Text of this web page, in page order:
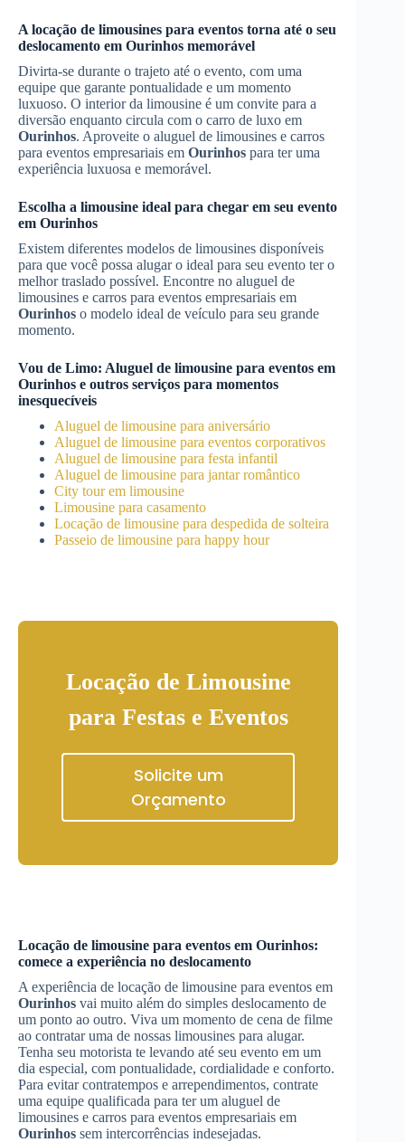
A locação de limousines para eventos torna até o seu
deslocamento em Ourinhos memorável
Divirta-se durante o trajeto até o evento, com uma
equipe que garante pontualidade e um momento
luxuoso. O interior da limousine é um convite para a
diversão enquanto circula com o carro de luxo em
Ourinhos. Aproveite o aluguel de limousines e carros
para eventos empresariais em Ourinhos para ter uma
experiência luxuosa e memorável.
Escolha a limousine ideal para chegar em seu evento
em Ourinhos
Existem diferentes modelos de limousines disponíveis
para que você possa alugar o ideal para seu evento ter o
melhor traslado possível. Encontre no aluguel de
limousines e carros para eventos empresariais em
Ourinhos o modelo ideal de veículo para seu grande
momento.
Vou de Limo: Aluguel de limousine para eventos em
Ourinhos e outros serviços para momentos
inesquecíveis
Aluguel de limousine para aniversário
Aluguel de limousine para eventos corporativos
Aluguel de limousine para festa infantil
Aluguel de limousine para jantar romântico
City tour em limousine
Limousine para casamento
Locação de limousine para despedida de solteira
Passeio de limousine para happy hour
Locação de Limousine
para Festas e Eventos
Solicite um
Orçamento
Locação de limousine para eventos em Ourinhos:
comece a experiência no deslocamento
A experiência de locação de limousine para eventos em
Ourinhos vai muito além do simples deslocamento de
um ponto ao outro. Viva um momento de cena de filme
ao contratar uma de nossas limousines para alugar.
Tenha seu motorista te levando até seu evento em um
dia especial, com pontualidade, cordialidade e conforto.
Para evitar contratempos e arrependimentos, contrate
uma equipe qualificada para ter um aluguel de
limousines e carros para eventos empresariais em
Ourinhos sem intercorrências indesejadas.